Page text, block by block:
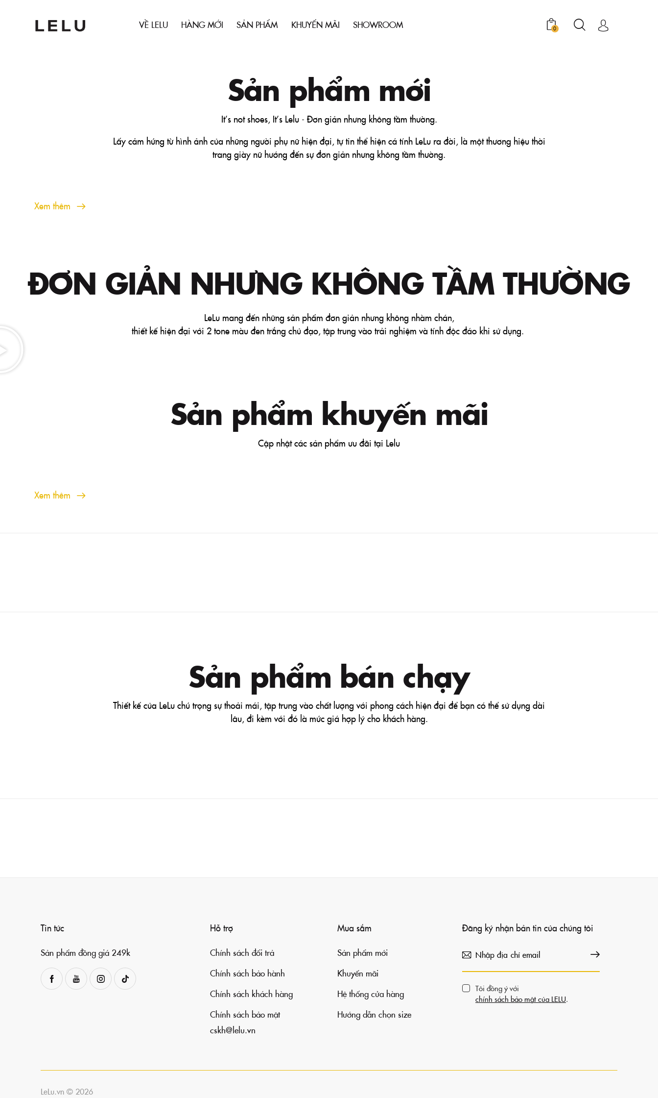
VỀ LELU HÀNG MỚI SẢN PHẨM KHUYẾN MÃI SHOWROOM 0
Sản phẩm mới
It’s not shoes, It’s Lelu - Đơn giản nhưng không tầm thường.
Lấy cảm hứng từ hình ảnh của những người phụ nữ hiện đại, tự tin thể hiện cá tính LeLu ra đời, là một thương hiệu thời
trang giày nữ hướng đến sự đơn giản nhưng không tầm thường.
Xem thêm
ĐƠN GIẢN NHƯNG KHÔNG TẦM THƯỜNG
LeLu mang đến những sản phẩm đơn giản nhưng không nhàm chán,
thiết kế hiện đại với 2 tone màu đen trắng chủ đạo, tập trung vào trải nghiệm và tính độc đáo khi sử dụng.
Sản phẩm khuyến mãi
Cập nhật các sản phẩm ưu đãi tại Lelu
Xem thêm
Sản phẩm bán chạy
Thiết kế của LeLu chú trọng sự thoải mái, tập trung vào chất lượng với phong cách hiện đại để bạn có thể sử dụng dài
lâu, đi kèm với đó là mức giá hợp lý cho khách hàng.
Tin tức
Sản phẩm đồng giá 249k
Hỗ trợ
Chính sách đổi trả
Chính sách bảo hành
Chính sách khách hàng
Chính sách bảo mật
cskh@lelu.vn
Mua sắm
Sản phẩm mới
Khuyến mãi
Hệ thống cửa hàng
Hướng dẫn chọn size
Đăng ký nhận bản tin của chúng tôi
Đăng ký
Tôi đồng ý với
chính sách bảo mật của LELU.
LeLu.vn © 2026